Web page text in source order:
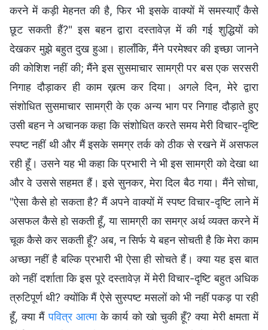
करने में कड़ी मेहनत की है, फिर भी इसके वाक्यों में समस्याएँ कैसे
छूट सकती हैं?" इस बहन द्वारा दस्तावेज़ में की गई शुद्धियों को
देखकर मुझे बहुत दुख हुआ। हालाँकि, मैंने परमेश्वर की इच्छा जानने
की कोशिश नहीं की; मैंने इस सुसमाचार सामग्री पर बस एक सरसरी
निगाह दौड़ाकर ही काम ख़त्म कर दिया। अगले दिन, मेरे द्वारा
संशोधित सुसमाचार सामग्री के एक अन्य भाग पर निगाह दौड़ाते हुए
उसी बहन ने अचानक कहा कि संशोधित करते समय मेरी विचार-दृष्टि
स्पष्ट नहीं थी और मैं इसके समग्र तर्क को ठीक से रखने में असफल
रही हूँ। उसने यह भी कहा कि प्रभारी ने भी इस सामग्री को देखा था
और वे उससे सहमत हैं। इसे सुनकर, मेरा दिल बैठ गया। मैंने सोचा,
"ऐसा कैसे हो सकता है? मैं अपने वाक्यों में स्पष्ट विचार-दृष्टि लाने में
असफल कैसे हो सकती हूँ, या सामग्री का समग्र अर्थ व्यक्त करने में
चूक कैसे कर सकती हूँ? अब, न सिर्फ ये बहन सोचती है कि मेरा काम
अच्छा नहीं है बल्कि प्रभारी भी ऐसा ही सोचते हैं। क्या यह इस बात
को नहीं दर्शाता कि इस पूरे दस्तावेज़ में मेरी विचार-दृष्टि बहुत अधिक
त्रुटिपूर्ण थी? क्योंकि मैं ऐसे सुस्पष्ट मसलों को भी नहीं पकड़ पा रही
हूँ, क्या मैंपवित्र आत्माके कार्य को खो चुकी हूँ? क्या मेरी क्षमता में